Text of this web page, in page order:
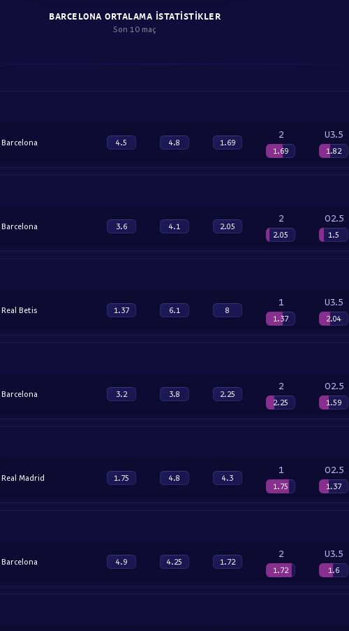
BARCELONA ORTALAMA ISTATISTIKLER
Son 10 maç
Barcelona 4.5 4.8 1.69
2
1.69
U3.5
1.82
Barcelona 3.6 4.1 2.05
2
2.05
O2.5
1.5
Real Betis 1.37 6.1 8
1
1.37
U3.5
2.04
Barcelona 3.2 3.8 2.25
2
2.25
O2.5
1.59
Real Madrid 1.75 4.8 4.3
1
1.75
O2.5
1.37
Barcelona 4.9 4.25 1.72
2
1.72
U3.5
1.6